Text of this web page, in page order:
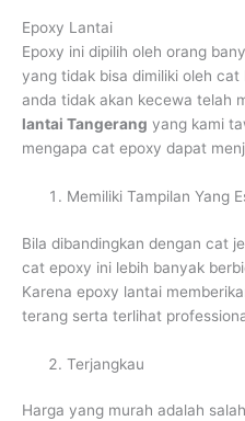
Epoxy Lantai
Epoxy ini dipilih oleh orang
yang tidak bisa dimiliki oleh
anda tidak akan kecewa telah
lantai Tangerang yang kami
mengapa cat epoxy dapat
Memiliki Tampilan Yang
Bila dibandingkan dengan cat
cat epoxy ini lebih banyak
Karena epoxy lantai
terang serta terlihat
Terjangkau
Harga yang murah adalah